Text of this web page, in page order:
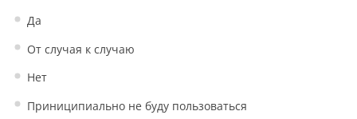
Да
От случая к случаю
Нет
Приниципиально не буду пользоваться